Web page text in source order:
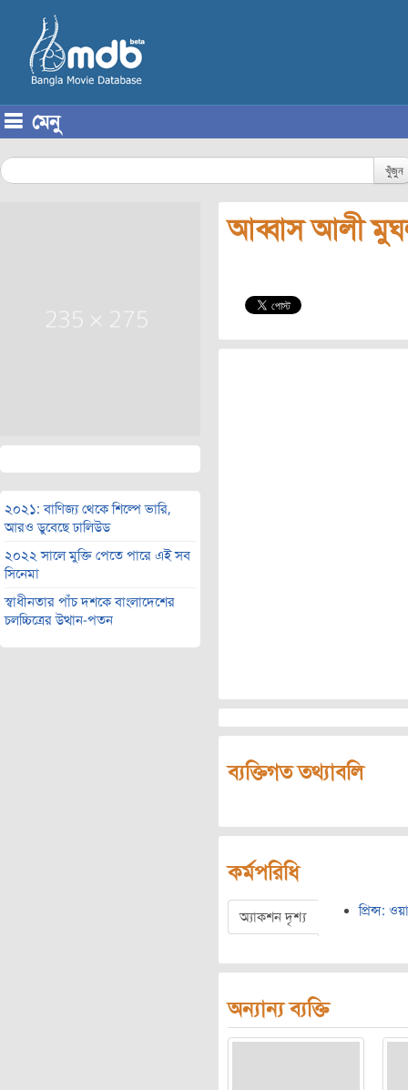
মেনু
খুঁজুন
২০২১: বাণিজ্য থেকে শিল্পে ভারি,
আরও ডুবেছে ঢালিউড
২০২২ সালে মুক্তি পেতে পারে এই সব
সিনেমা
স্বাধীনতার পাঁচ দশকে বাংলাদেশের
চলচ্চিত্রের উত্থান-পতন
আব্বাস আলী
ব্যক্তিগত তথ্যাবলি
কর্মপরিধি
অ্যাকশন দৃশ্য প্রিন্স:
অন্যান্য ব্যক্তি